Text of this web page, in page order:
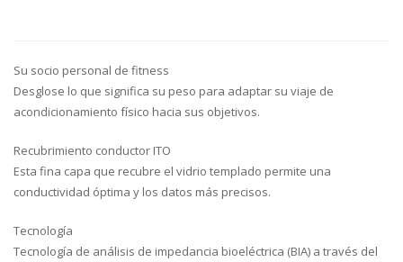
Su socio personal de fitness
Desglose lo que significa su peso para adaptar su viaje de
acondicionamiento físico hacia sus objetivos.
Recubrimiento conductor ITO
Esta fina capa que recubre el vidrio templado permite una
conductividad óptima y los datos más precisos.
Tecnología
Tecnología de análisis de impedancia bioeléctrica (BIA) a través del